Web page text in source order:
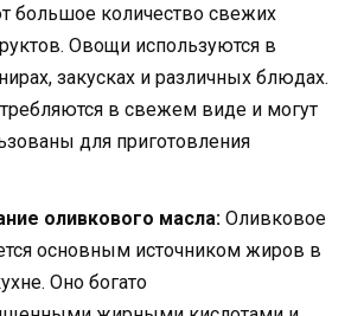
большое количество свежих
Овощи используются в
закусках и различных блюдах.
в свежем виде и могут
для приготовления
оливкового масла: Оливковое
основным источником жиров в
Оно богато